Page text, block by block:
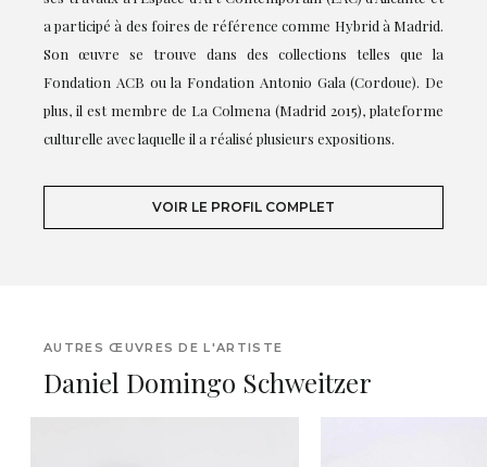
a participé à des foires de référence comme Hybrid à Madrid.
Son œuvre se trouve dans des collections telles que la
Fondation ACB ou la Fondation Antonio Gala (Cordoue). De
plus, il est membre de La Colmena (Madrid 2015), plateforme
culturelle avec laquelle il a réalisé plusieurs expositions.
VOIR LE PROFIL COMPLET
AUTRES ŒUVRES DE L'ARTISTE
Daniel Domingo Schweitzer